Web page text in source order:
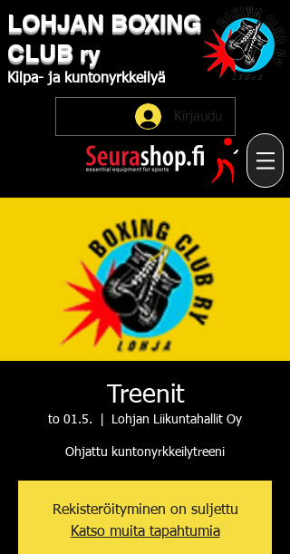
LOHJAN ​BOXING
CLUB ry
Kilpa- ja kuntonyrkkeilyä
Kirjaudu
Treenit
to 01.5. Lohjan Liikuntahallit Oy
Ohjattu kuntonyrkkeilytreeni
Rekisteröityminen on suljettu
Katso muita tapahtumia